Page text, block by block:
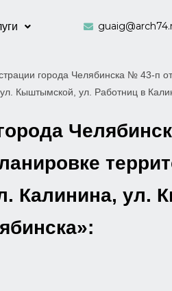
города Челябинска № 43-п
Кыштымской, ул. Работниц в
Калинина,